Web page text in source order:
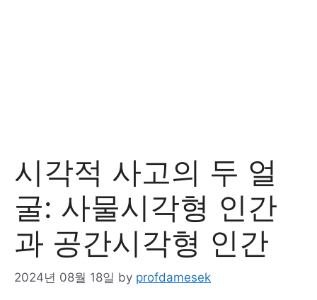
시각적 사고의 두 얼
굴: 사물시각형 인간
과 공간시각형 인간
2024년 08월 18일 by profdamesek